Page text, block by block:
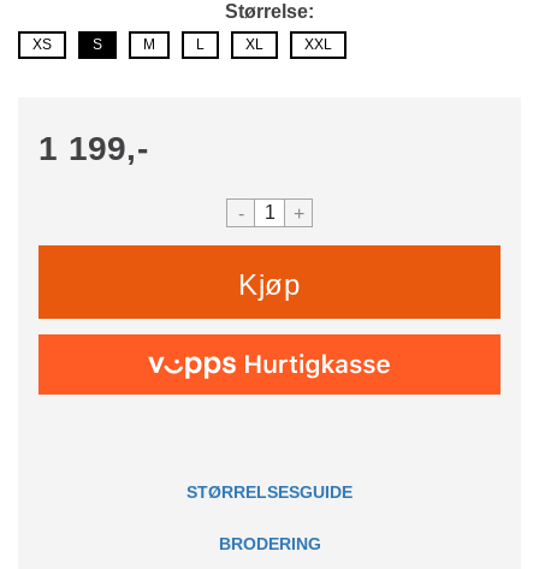
Størrelse
XS S M L XL XXL
1 199,-
- +
Kjøp
STØRRELSESGUIDE
BRODERING